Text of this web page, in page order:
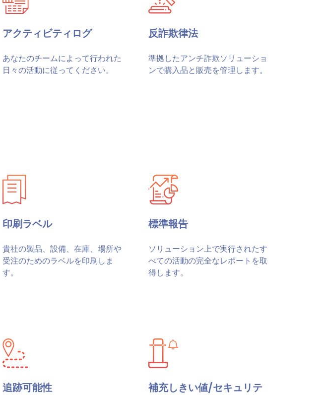
アクティビティログ
あなたのチームによって行われた
日々の活動に従ってください。
反詐欺律法
準拠したアンチ詐欺ソリューショ
ンで購入品と販売を管理します。
印刷ラベル
貴社の製品、設備、在庫、場所や
受注のためのラベルを印刷しま
す。
標準報告
ソリューション上で実行されたす
べての活動の完全なレポートを取
得します。
追跡可能性
補充しきい値/セキュリテ